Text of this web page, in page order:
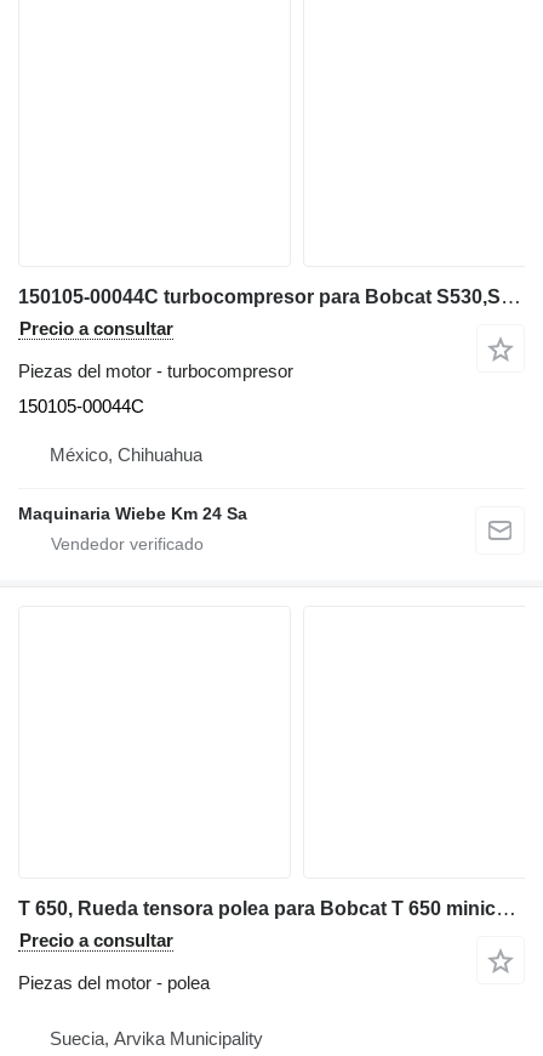
150105-00044C turbocompresor para Bobcat S530,S630,S650,T650,T595 minicargadora
Precio a consultar
Piezas del motor - turbocompresor
150105-00044C
México, Chihuahua
Maquinaria Wiebe Km 24 Sa
T 650, Rueda tensora polea para Bobcat T 650 minicargadora de cadenas
Precio a consultar
Piezas del motor - polea
Suecia, Arvika Municipality